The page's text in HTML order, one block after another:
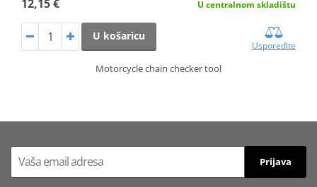
12,15 € U centralnom skladištu
U košaricu
Usporedite
Motorcycle chain checker tool
Prijava